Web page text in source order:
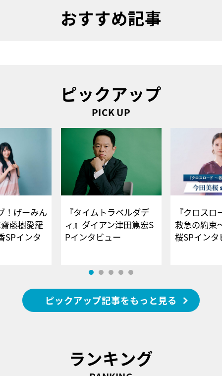
おすすめ記事
ピックアップ
PICK UP
！げーみん
藤樹愛羅
SPインタ
『タイムトラベルダデ
ィ』ダイアン津田篤宏S
Pインタビュー
『クロス
救急の約束
桜SPイ
ピックアップ記事をもっと見る
ランキング